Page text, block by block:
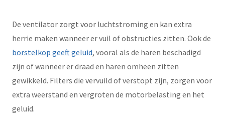
De ventilator zorgt voor luchtstroming en kan extra
herrie maken wanneer er vuil of obstructies zitten. Ook de
borstelkop geeft geluid, vooral als de haren beschadigd
zijn of wanneer er draad en haren omheen zitten
gewikkeld. Filters die vervuild of verstopt zijn, zorgen voor
extra weerstand en vergroten de motorbelasting en het
geluid.